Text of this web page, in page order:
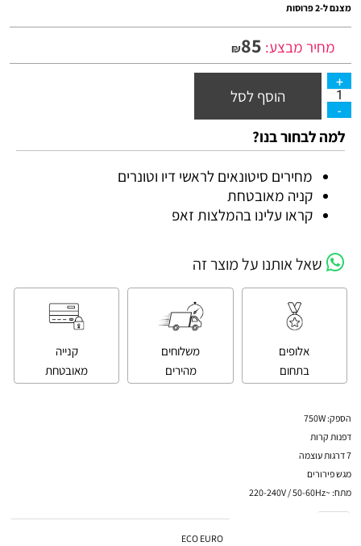
מצנם ל-2 פרוסות
מחיר מבצע: ₪85
הוסף לסל
למה לבחור בנו?
מחירים סיטונאים לראשי דיו וטונרים
קניה מאובטחת
קראו עלינו בהמלצות זאפ
שאל אותנו על מוצר זה
אלופים
בתחום
משלוחים
מהירים
קנייה
מאובטחת
הספק: 750W
דפנות קרות
7 דרגות עוצמה
מגש פירורים
מתח: ~220-240V / 50-60Hz
ECO EURO